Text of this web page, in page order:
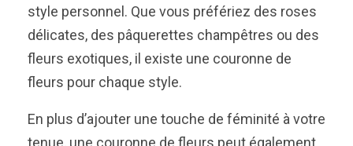
style personnel. Que vous préfériez des roses
délicates, des pâquerettes champêtres ou des
fleurs exotiques, il existe une couronne de
fleurs pour chaque style.
En plus d’ajouter une touche de féminité à votre
tenue, une couronne de fleurs peut également